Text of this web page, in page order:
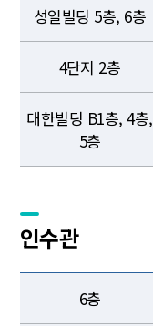
성일빌딩 5층, 6층
4단지 2층
대한빌딩 B1층, 4층,
5층
인수관
6층